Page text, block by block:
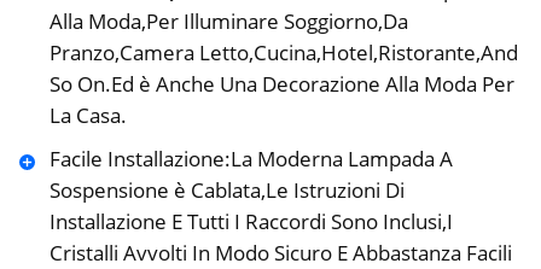
Alla Moda,Per Illuminare Soggiorno,Da
Pranzo,Camera Letto,Cucina,Hotel,Ristorante,And
So On.Ed è Anche Una Decorazione Alla Moda Per
La Casa.
Facile Installazione:La Moderna Lampada A
Sospensione è Cablata,Le Istruzioni Di
Installazione E Tutti I Raccordi Sono Inclusi,I
Cristalli Avvolti In Modo Sicuro E Abbastanza Facili